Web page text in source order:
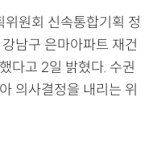
원회 신속통합기획 정
남구 은마아파트 재건
다고 2일 밝혔다. 수권
의사결정을 내리는 위